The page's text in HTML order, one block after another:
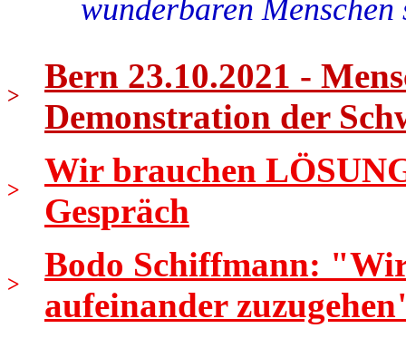
wunderbaren Menschen
>
Bern 23.10.2021 -
Demonstration der
>
Wir brauchen
Gespräch
>
Bodo Schiffmann:
aufeinander